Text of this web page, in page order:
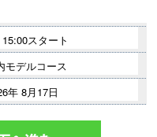
スタート
モデルコース
年 8月17日